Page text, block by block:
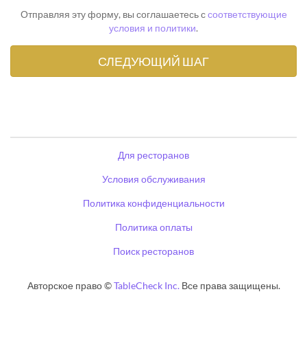
Отправляя эту форму, вы соглашаетесь ссоответствующие
условия и политики.
Для ресторанов
Условия обслуживания
Политика конфиденциальности
Политика оплаты
Поиск ресторанов
Авторское право ©TableCheck Inc.Все права защищены.